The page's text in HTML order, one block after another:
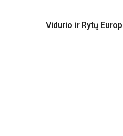
Vidurio ir Rytų